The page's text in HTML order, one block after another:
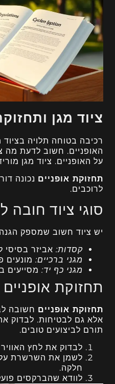
ציוד מגן
רכיבה בטוחה תלויה בציוד
האופניים. חשוב לדעת מה
על האופניים. ציוד מגן
תחזוקת אופניים נכונה
לרוכבים.
סוגי ציוד חובה
יש ציוד חשוב שמספק
קסדות: אביזר
מגני ברכיים: מונעים
מגני כף יד: מסייעים
תחזוקת אופניים
תחזוקת אופניים חשובה
אלא גם לבטיחות. לבדוק
תורם לביצועים טובים.
לבדוק את לחץ
לשמן את השרשרת
חלקה.
לוודא שהברקסים